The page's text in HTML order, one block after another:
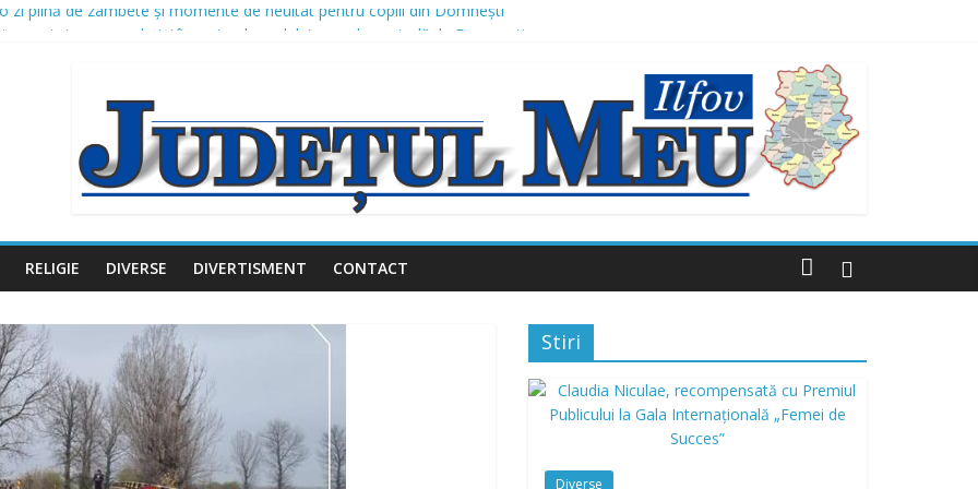
zi plină de zâmbete și momente de neuitat pentru copiii din Domnești
investițiile în iluminatul public: un nou proiect de peste 2,16 milioane de lei, finanțat prin AFM
RELIGIE DIVERSE DIVERTISMENT CONTACT
Stiri
Diverse